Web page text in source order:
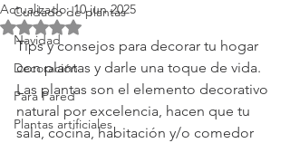
Cuidado de plantas
Navidad
Decoración
Para Pared
Plantas artificiales
Actualizado:10 jun 2025
Obtuvo NaN de 5 estrellas.
Tips y consejos para decorar tu hogar
con plantas y darle una toque de vida.
Las plantas son el elemento decorativo
natural por excelencia, hacen que tu
sala, cocina, habitación y/o comedor